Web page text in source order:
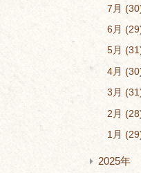
7月
30
6月
29
5月
31
4月
30
3月
31
2月
28
1月
29
2025年